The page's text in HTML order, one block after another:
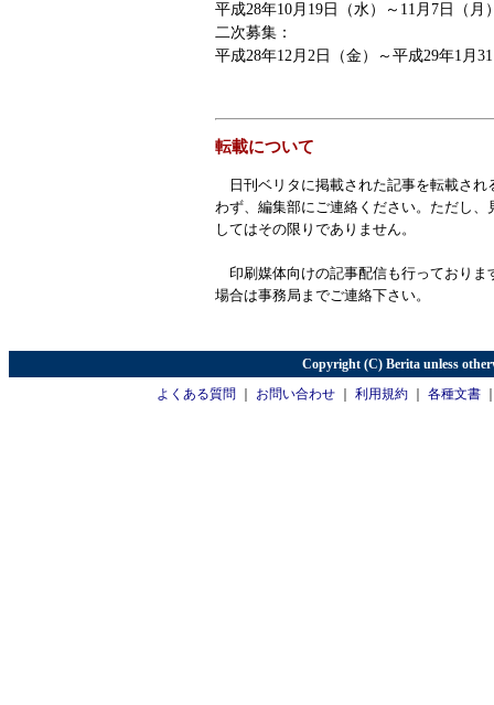
平成28年10月19日（水）～11月7日（月
二次募集：
平成28年12月2日（金）～平成29年1月
転載について
日刊ベリタに掲載された記事を転載され
わず、編集部にご連絡ください。ただし
してはその限りでありません。
印刷媒体向けの記事配信も行っておりま
場合は事務局までご連絡下さい。
Copyright (C) Berita unless
よくある質問
お問い合わせ 利用規約 各種文書